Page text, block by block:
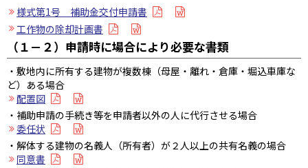
様式第1号 補助金交付申請書
工作物の除却計画書
（１－２）申請時に場合により必要な書類
・敷地内に所有する建物が複数棟（母屋・離れ・倉庫・堀込車庫な
ど）ある場合
配置図
・補助申請の手続き等を申請者以外の人に代行させる場合
委任状
・解体する建物の名義人（所有者）が２人以上の共有名義の場合
同意書